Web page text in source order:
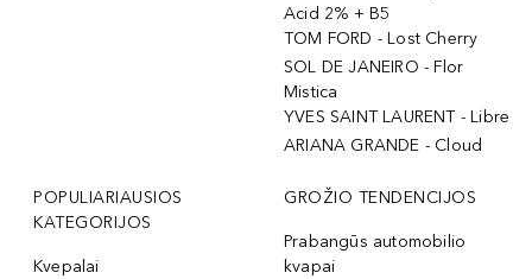
Acid 2% + B5
TOM FORD - Lost Cherry
SOL DE JANEIRO - Flor
Mistica
YVES SAINT LAURENT - Libre
ARIANA GRANDE - Cloud
POPULIARIAUSIOS
KATEGORIJOS
Kvepalai
GROŽIO TENDENCIJOS
Prabangūs automobilio
kvapai